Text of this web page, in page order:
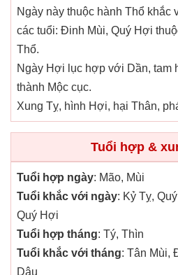
Ngày này thuộc hành Thổ khắc
các tuổi: Đinh Mùi, Quý Hợi
Thổ.
Ngày Hợi lục hợp với Dần, tam
thành Mộc cục.
Xung Tỵ, hình Hợi, hại Thân,
Tuổi hợp &
Tuổi hợp ngày: Mão, Mùi
Tuổi khắc với ngày: Kỷ Tỵ,
Quý Hợi
Tuổi hợp tháng: Tý, Thìn
Tuổi khắc với tháng: Tân Mùi,
Dậu